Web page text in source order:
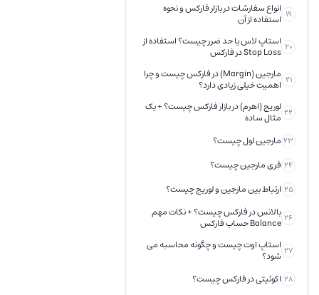
19 انواع سفارشات در بازار فارکس و نحوه
استفاده از آن
20 استاپ لاس یا حد ضرر چیست؟ استفاده از
Stop Loss در فارکس
21 مارجین (Margin) در فارکس چیست و چرا
اهمیت خیلی زیادی دارد؟
22 لوریج (اهرم) در بازار فارکس چیست؟ + یک
مثال ساده
23 مارجین لول چیست؟
24 فری مارجین چیست؟
25 ارتباط بین مارجین و لوریج چیست؟
26 بالانس در فارکس چیست؟ + نکات مهم
Balance حساب فارکس
27 استاپ اوت چیست و چگونه محاسبه می
شود؟
28 اکوئیتی در فارکس چیست؟